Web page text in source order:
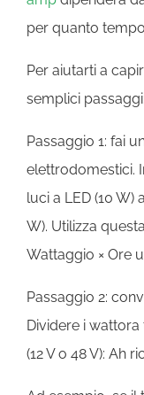
per quanto
Per aiutarti a
semplici passaggi:
Passaggio 1: fai
elettrodomestici.
luci a LED (10 W)
W). Utilizza
Wattaggio × Ore
Passaggio 2:
Dividere i
(12 V o 48 V): Ah